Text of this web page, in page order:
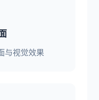
与视觉效果